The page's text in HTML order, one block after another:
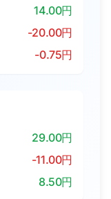
14.00円
-20.00円
-0.75円
29.00円
-11.00円
8.50円